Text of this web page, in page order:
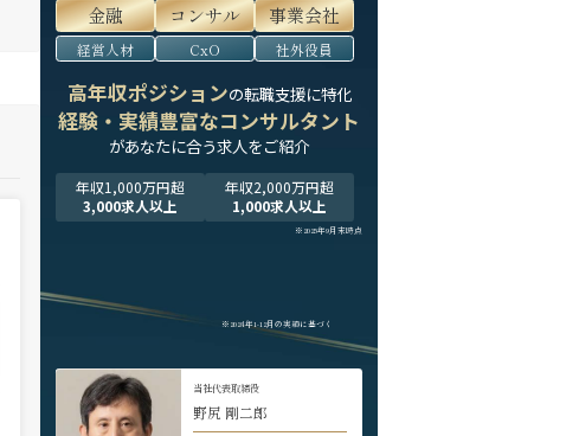
金融 コンサル 事業会社
経営人材 CxO 社外役員
高年収ポジションの転職支援に特化
経験・実績豊富なコンサルタント
があなたに合う求人をご紹介
年収1,000万円超
3,000求人以上
年収2,000万円超
1,000求人以上
※2025年9月末時点
※2024年1-12月の実績に基づく
当社代表取締役
野尻 剛二郎